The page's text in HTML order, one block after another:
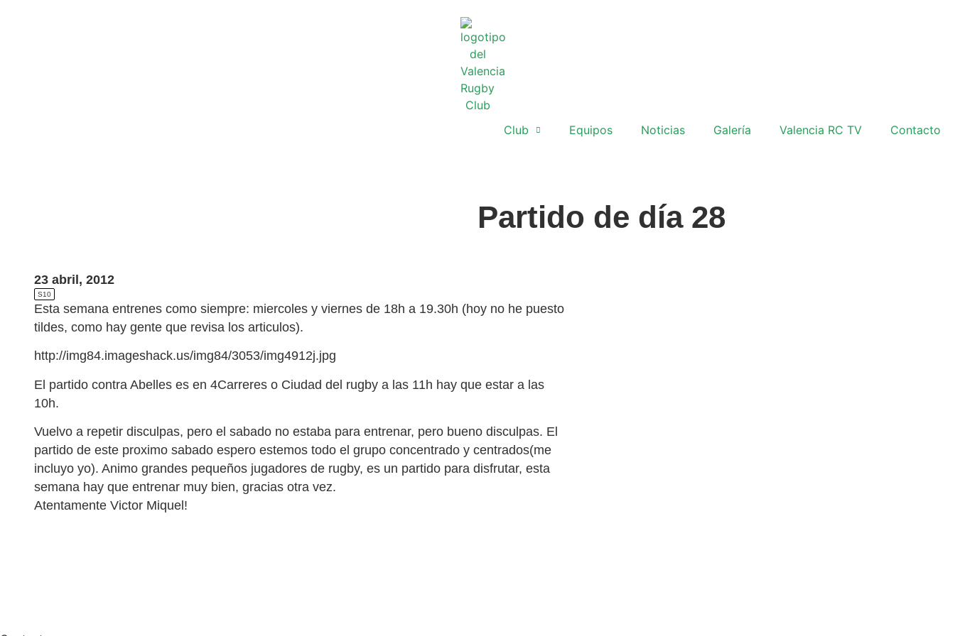
Club Equipos Noticias Galería Valencia RC TV Contacto
Partido de día 28
23 abril, 2012
S10
Esta semana entrenes como siempre: miercoles y viernes de 18h a 19.30h (hoy no he puesto
tildes, como hay gente que revisa los articulos).
http://img84.imageshack.us/img84/3053/img4912j.jpg
El partido contra Abelles es en 4Carreres o Ciudad del rugby a las 11h hay que estar a las
10h.
Vuelvo a repetir disculpas, pero el sabado no estaba para entrenar, pero bueno disculpas. El
partido de este proximo sabado espero estemos todo el grupo concentrado y centrados(me
incluyo yo). Animo grandes pequeños jugadores de rugby, es un partido para disfrutar, esta
semana hay que entrenar muy bien, gracias otra vez.
Atentamente Victor Miquel!